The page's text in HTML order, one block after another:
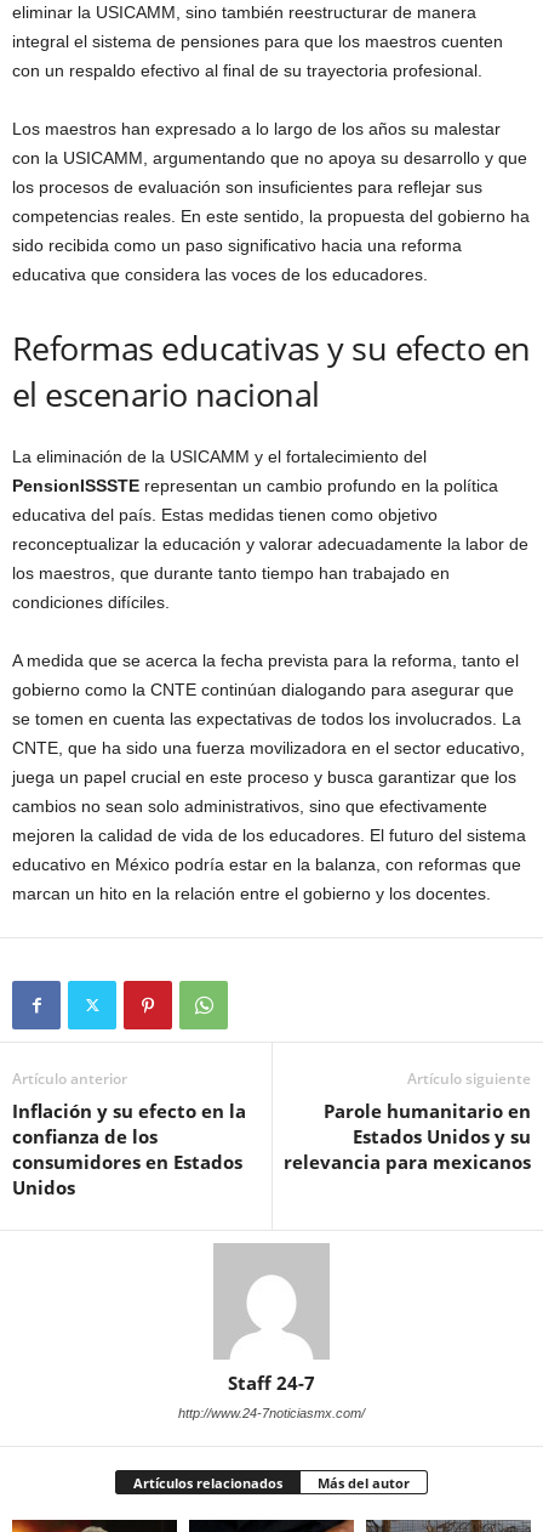
eliminar la USICAMM, sino también reestructurar de manera
integral el sistema de pensiones para que los maestros cuenten
con un respaldo efectivo al final de su trayectoria profesional.
Los maestros han expresado a lo largo de los años su malestar
con la USICAMM, argumentando que no apoya su desarrollo y que
los procesos de evaluación son insuficientes para reflejar sus
competencias reales. En este sentido, la propuesta del gobierno ha
sido recibida como un paso significativo hacia una reforma
educativa que considera las voces de los educadores.
Reformas educativas y su efecto en
el escenario nacional
La eliminación de la USICAMM y el fortalecimiento del
PensionISSSTE representan un cambio profundo en la política
educativa del país. Estas medidas tienen como objetivo
reconceptualizar la educación y valorar adecuadamente la labor de
los maestros, que durante tanto tiempo han trabajado en
condiciones difíciles.
A medida que se acerca la fecha prevista para la reforma, tanto el
gobierno como la CNTE continúan dialogando para asegurar que
se tomen en cuenta las expectativas de todos los involucrados. La
CNTE, que ha sido una fuerza movilizadora en el sector educativo,
juega un papel crucial en este proceso y busca garantizar que los
cambios no sean solo administrativos, sino que efectivamente
mejoren la calidad de vida de los educadores. El futuro del sistema
educativo en México podría estar en la balanza, con reformas que
marcan un hito en la relación entre el gobierno y los docentes.
Artículo anterior
Inflación y su efecto en la
confianza de los
consumidores en Estados
Unidos
Artículo siguiente
Parole humanitario en
Estados Unidos y su
relevancia para mexicanos
Staff 24-7
http://www.24-7noticiasmx.com/
Artículos relacionados Más del autor